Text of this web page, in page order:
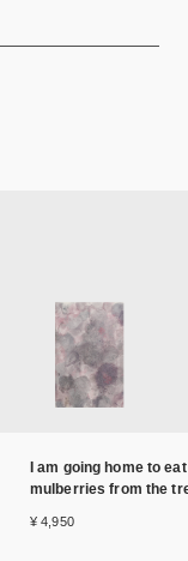
I am going home to eat
mulberries from the
¥ 4,950